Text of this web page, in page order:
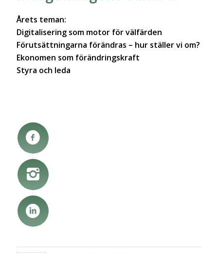
Årets teman:
Digitalisering som motor för välfärden
Förutsättningarna förändras – hur ställer vi om?
Ekonomen som förändringskraft
Styra och leda